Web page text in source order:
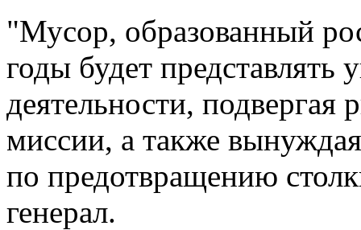
"Мусор, образованный
годы будет представлять
деятельности, подвергая
миссии, а также
по предотвращению
генерал.